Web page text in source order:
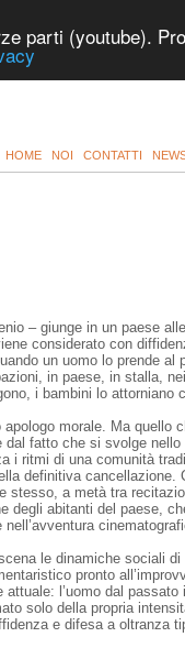
parti (youtube).
– giunge in un paese
considerato con
un uomo lo prende al
in paese, in stalla,
i bambini lo attorniano
morale. Ma quello
fatto che si svolge
i ritmi di una comunità
definitiva cancellazione.
stesso, a metà tra
degli abitanti del paese,
le dinamiche sociali
pronto
l’uomo dal passato
solo della propria
e difesa a oltranza
HOME NOI CONTATTI